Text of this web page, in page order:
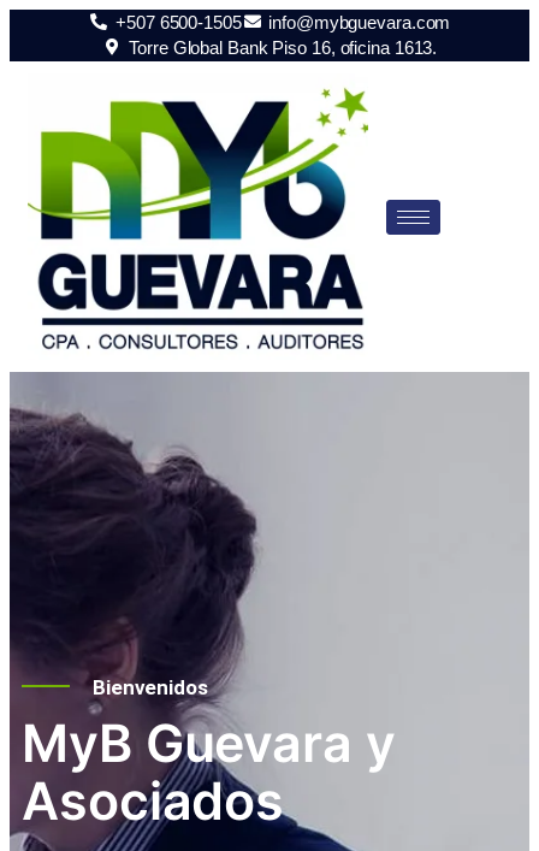
+507 6500-1505
info@mybguevara.com
Torre Global Bank Piso 16, oficina 1613.
Bienvenidos
MyB Guevara y
Asociados